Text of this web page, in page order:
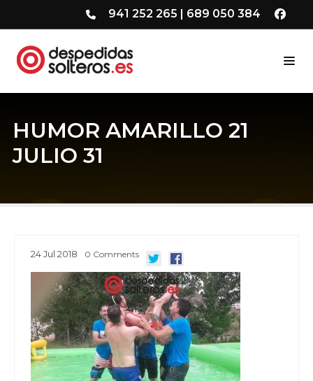
941 252 265 | 689 050 384
HUMOR AMARILLO 21
JULIO 31
24Jul 2018 0 Comments